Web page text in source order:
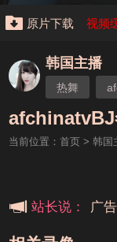
原片下载 视频
韩国主播
热舞
afchinatvBJ
当前位置： 首页> 韩国
站长说：
本
广